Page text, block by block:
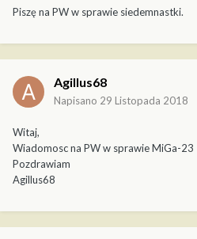
Piszę na PW w sprawie siedemnastki.
Agillus68
Napisano 29 Listopada 2018
Witaj,
Wiadomosc na PW w sprawie MiGa-23
Pozdrawiam
Agillus68